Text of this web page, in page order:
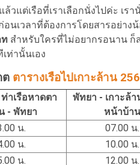
แต่เรือที่เราเลือกนั่งไปค่ะ เรา
อนเวลาที่ต้องการโดยสารอย่า
ท สำหรับใครที่ไม่อยากรอนาน ก็
ท่านั้นเอง
ตตารางเรือไปเกาะล้าน
าเรือหาดตา
- พัทยา
พัทยา - เกาะล้า
หน้าบ้าน
น. 07.00 น.
น. 10.00 น.
น. 12.00 น.